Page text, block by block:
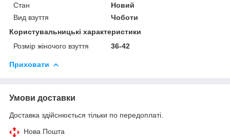
Стан
Новий
Вид взуття
Чоботи
Користувальницькі характеристики
Розмір жіночого взуття
36-42
Приховати
Умови доставки
Доставка здійснюється тільки по передоплаті.
Нова Пошта